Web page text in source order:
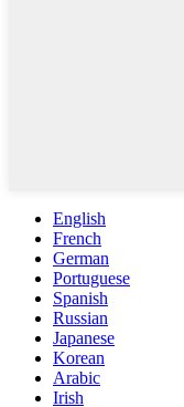
English
French
German
Portuguese
Spanish
Russian
Japanese
Korean
Arabic
Irish